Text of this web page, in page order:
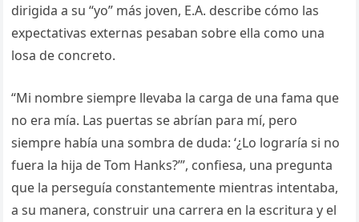
dirigida a su “yo” más joven, E.A. describe cómo las
expectativas externas pesaban sobre ella como una
losa de concreto.
“Mi nombre siempre llevaba la carga de una fama que
no era mía. Las puertas se abrían para mí, pero
siempre había una sombra de duda: ‘¿Lo lograría si no
fuera la hija de Tom Hanks?’”, confiesa, una pregunta
que la perseguía constantemente mientras intentaba,
a su manera, construir una carrera en la escritura y el